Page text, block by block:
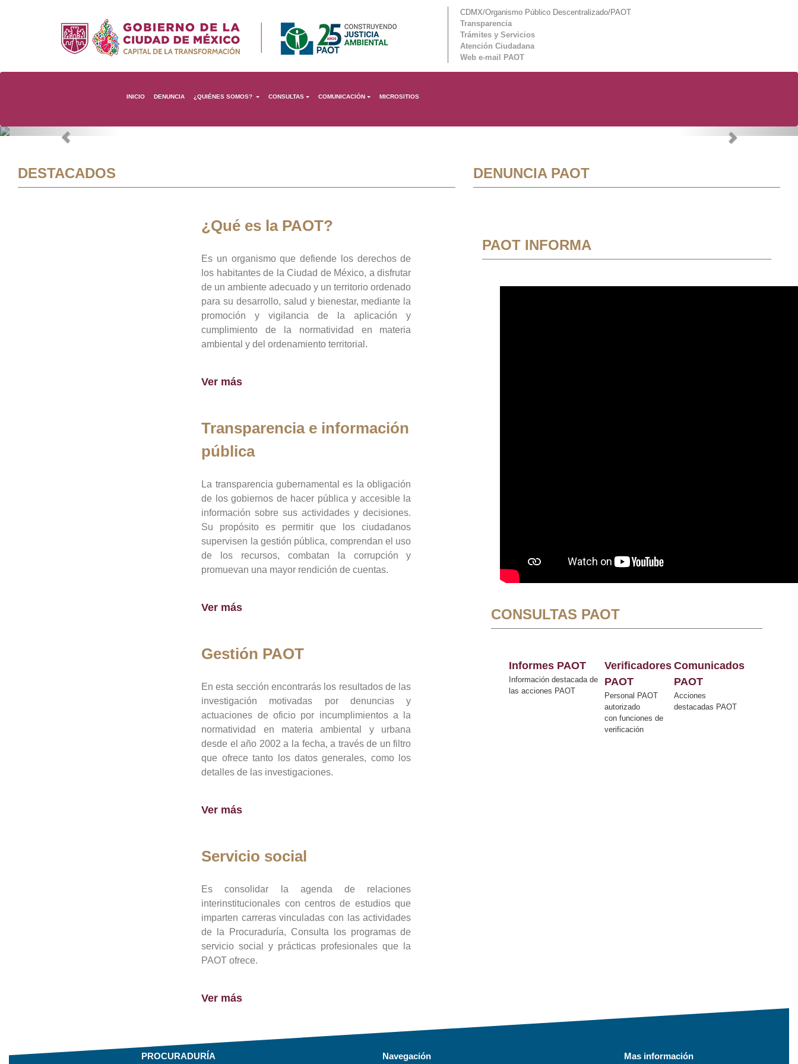
CDMX/Organismo Público Descentralizado/PAOT
Transparencia
Trámites y Servicios
Atención Ciudadana
Web e-mail PAOT
INICIO DENUNCIA ¿QUIÉNES SOMOS? CONSULTAS COMUNICACIÓN MICROSITIOS
Previous Next
DESTACADOS
¿Qué es la PAOT?
Es un organismo que defiende los derechos de
los habitantes de la Ciudad de México, a disfrutar
de un ambiente adecuado y un territorio ordenado
para su desarrollo, salud y bienestar, mediante la
promoción y vigilancia de la aplicación y
cumplimiento de la normatividad en materia
ambiental y del ordenamiento territorial.
Ver más
Transparencia e información
pública
La transparencia gubernamental es la obligación
de los gobiernos de hacer pública y accesible la
información sobre sus actividades y decisiones.
Su propósito es permitir que los ciudadanos
supervisen la gestión pública, comprendan el uso
de los recursos, combatan la corrupción y
promuevan una mayor rendición de cuentas.
Ver más
Gestión PAOT
En esta sección encontrarás los resultados de las
investigación motivadas por denuncias y
actuaciones de oficio por incumplimientos a la
normatividad en materia ambiental y urbana
desde el año 2002 a la fecha, a través de un filtro
que ofrece tanto los datos generales, como los
detalles de las investigaciones.
Ver más
Servicio social
Es consolidar la agenda de relaciones
interinstitucionales con centros de estudios que
imparten carreras vinculadas con las actividades
de la Procuraduría, Consulta los programas de
servicio social y prácticas profesionales que la
PAOT ofrece.
Ver más
DENUNCIA PAOT
PAOT INFORMA
CONSULTAS PAOT
Informes PAOT
Información destacada de
las acciones PAOT
Verificadores
PAOT
Personal PAOT
autorizado
con funciones de
verificación
Comunicados
PAOT
Acciones
destacadas PAOT
PROCURADURÍA Navegación Mas información